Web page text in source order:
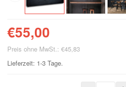
€55,00
Preis ohne MwSt.: €45,83
Lieferzeit: 1-3 Tage.